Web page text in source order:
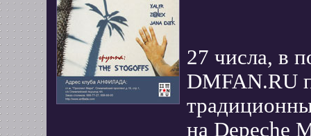
27 числа, в
DMFAN.RU
на Depeche